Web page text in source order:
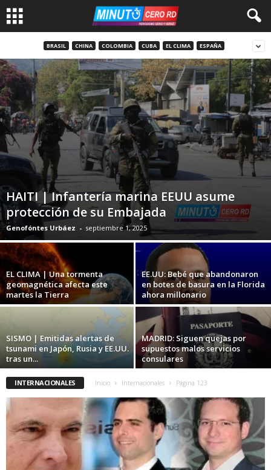
BRASIL CHINA COLOMBIA CUBA EL CLIMA ESPAÑA
HAITI | Infantería marina EEUU asume
protección de su Embajada
Genofóntes Urbáez - septiembre 1, 2025
EL CLIMA | Una tormenta
geomagnética afecta este
martes la Tierra
EE.UU: Bebé que abandonaron
en botes de basura en la Florida
ahora millonario
SISMO | Emitidas alertas de
tsunami en Japón, Rusia y EE.UU.
tras un...
MADRID: Siguen quejas por
supuestos malos servicios
consulares
INTERNACIONALES Inicio Internacionales Página 123